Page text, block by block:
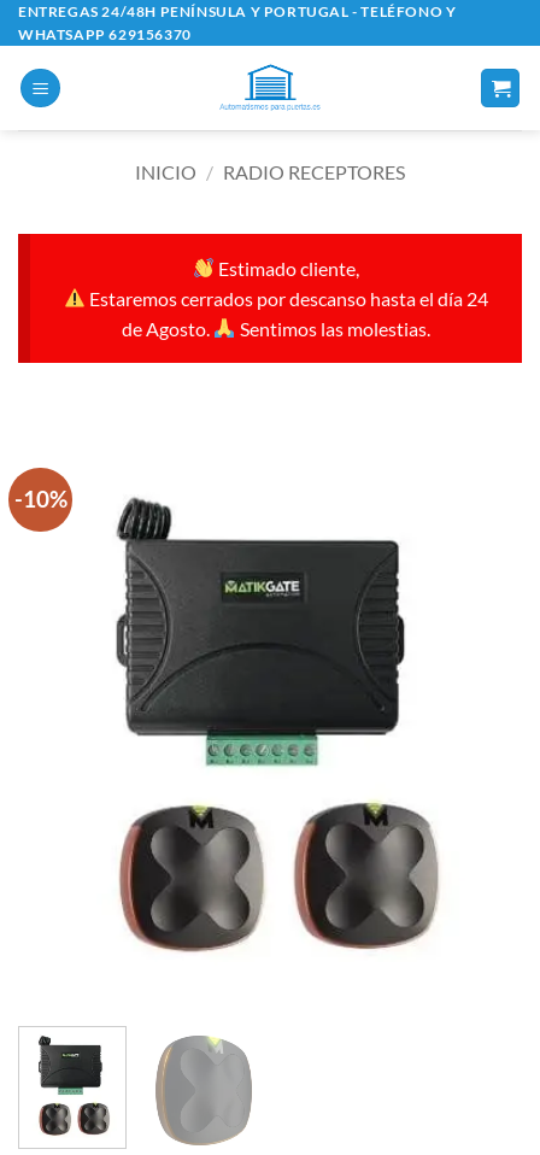
Saltar
al
contenido
ENTREGAS 24/48H PENÍNSULA Y PORTUGAL - TELÉFONO Y
WHATSAPP 629156370
INICIO / RADIO RECEPTORES
Estimado cliente,
Estaremos cerrados por descanso hasta el día 24
de Agosto.
Sentimos las molestias.
-10%